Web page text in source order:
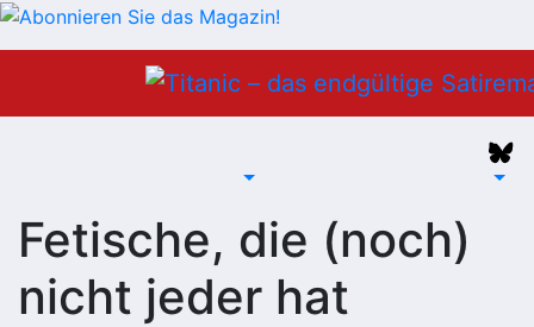
Fetische, die (noch)
nicht jeder hat